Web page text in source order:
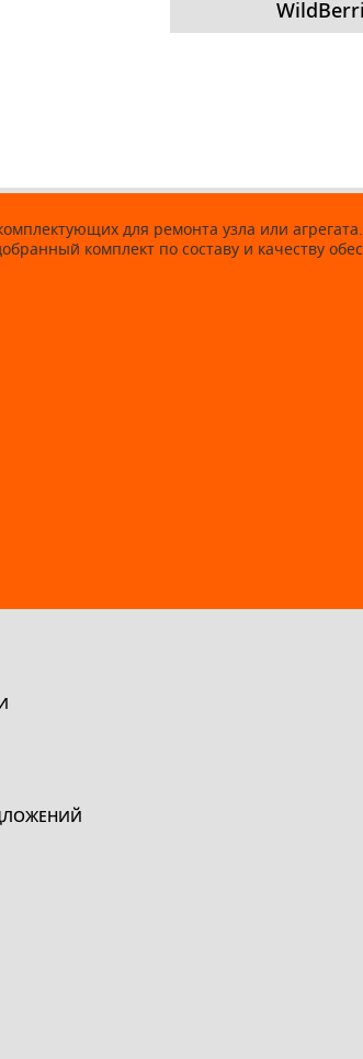
для ремонта узла или
комплект по составу и качеству